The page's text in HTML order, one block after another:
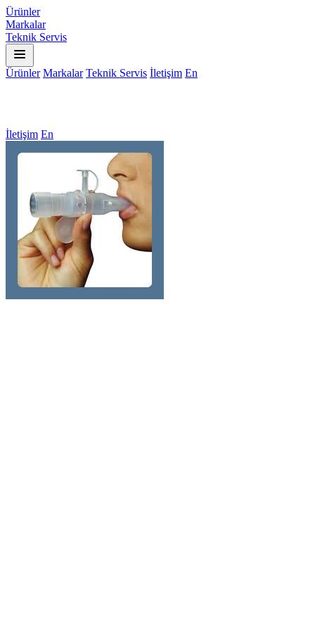
Ürünler
Markalar
Teknik Servis
Ürünler Markalar Teknik Servis İletişim En
İletişim En